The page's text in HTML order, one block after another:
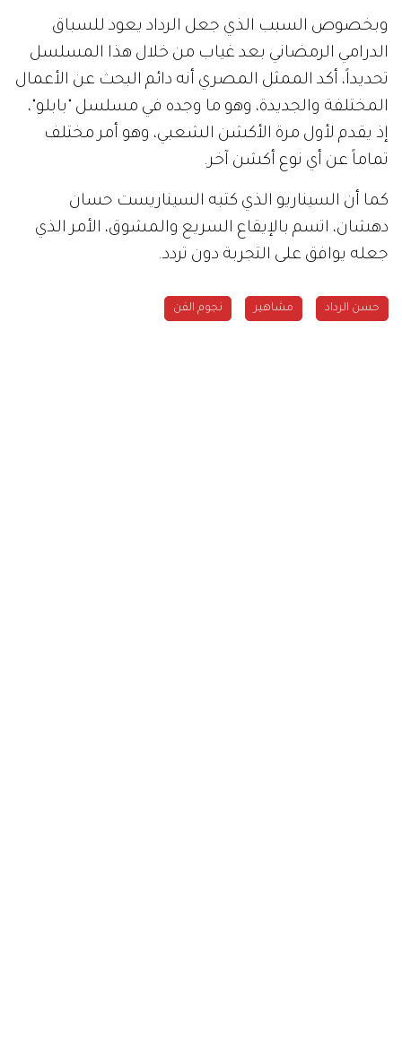
وبخصوص السبب الذي جعل الرداد يعود للسباق
الدرامي الرمضاني بعد غياب من خلال هذا المسلسل
تحديداً، أكد الممثل المصري أنه دائم البحث عن الأعمال
المختلفة والجديدة، وهو ما وجده في مسلسل "بابلو"،
إذ يقدم لأول مرة الأكشن الشعبي، وهو أمر مختلف
تماماً عن أي نوع أكشن آخر.
كما أن السيناريو الذي كتبه السيناريست حسان
دهشان، اتسم بالإيقاع السريع والمشوق، الأمر الذي
جعله يوافق على التجربة دون تردد.
حسن الرداد مشاهير نجوم الفن